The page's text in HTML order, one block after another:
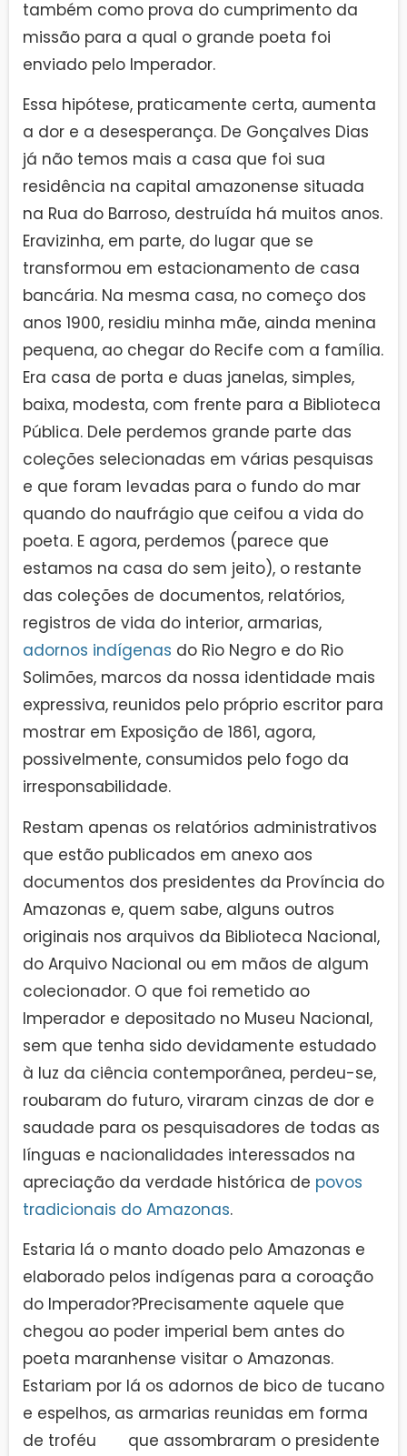
também como prova do cumprimento da
missão para a qual o grande poeta foi
enviado pelo Imperador.
Essa hipótese, praticamente certa, aumenta
a dor e a desesperança. De Gonçalves Dias
já não temos mais a casa que foi sua
residência na capital amazonense situada
na Rua do Barroso, destruída há muitos anos.
Eravizinha, em parte, do lugar que se
transformou em estacionamento de casa
bancária. Na mesma casa, no começo dos
anos 1900, residiu minha mãe, ainda menina
pequena, ao chegar do Recife com a família.
Era casa de porta e duas janelas, simples,
baixa, modesta, com frente para a Biblioteca
Pública. Dele perdemos grande parte das
coleções selecionadas em várias pesquisas
e que foram levadas para o fundo do mar
quando do naufrágio que ceifou a vida do
poeta. E agora, perdemos (parece que
estamos na casa do sem jeito), o restante
das coleções de documentos, relatórios,
registros de vida do interior, armarias,
adornos indígenas do Rio Negro e do Rio
Solimões, marcos da nossa identidade mais
expressiva, reunidos pelo próprio escritor para
mostrar em Exposição de 1861, agora,
possivelmente, consumidos pelo fogo da
irresponsabilidade.
Restam apenas os relatórios administrativos
que estão publicados em anexo aos
documentos dos presidentes da Província do
Amazonas e, quem sabe, alguns outros
originais nos arquivos da Biblioteca Nacional,
do Arquivo Nacional ou em mãos de algum
colecionador. O que foi remetido ao
Imperador e depositado no Museu Nacional,
sem que tenha sido devidamente estudado
à luz da ciência contemporânea, perdeu-se,
roubaram do futuro, viraram cinzas de dor e
saudade para os pesquisadores de todas as
línguas e nacionalidades interessados na
apreciação da verdade histórica de povos
tradicionais do Amazonas.
Estaria lá o manto doado pelo Amazonas e
elaborado pelos indígenas para a coroação
do Imperador?Precisamente aquele que
chegou ao poder imperial bem antes do
poeta maranhense visitar o Amazonas.
Estariam por lá os adornos de bico de tucano
e espelhos, as armarias reunidas em forma
de troféu que assombraram o presidente